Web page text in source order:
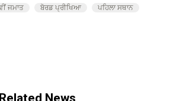
ਜਮਾਤ ਬੋਰਡ ਪ੍ਰੀਖਿਆ ਪਹਿਲਾ ਸਥਾਨ
Related News